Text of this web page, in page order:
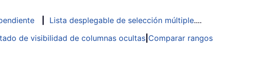
Lista desplegable de selección múltiple....
de visibilidad de columnas ocultas Comparar rangos